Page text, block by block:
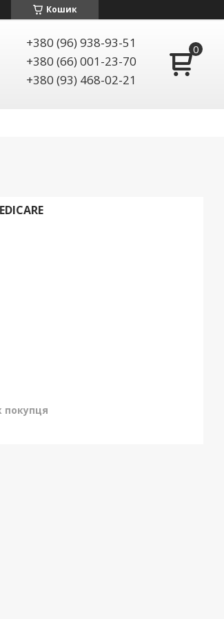
Кошик
+380 (96) 938-93-51
+380 (66) 001-23-70
+380 (93) 468-02-21
покупця